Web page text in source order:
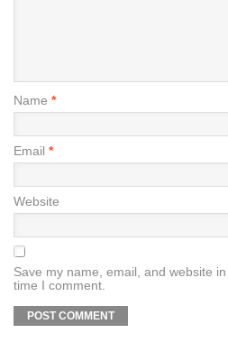
Name *
Email *
Website
Save my name, email, and website
time I comment.